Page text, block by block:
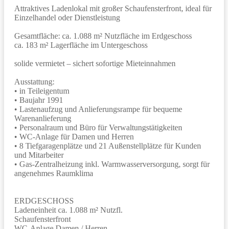
Attraktives Ladenlokal mit großer Schaufensterfront, ideal für
Einzelhandel oder Dienstleistung
Gesamtfläche: ca. 1.088 m² Nutzfläche im Erdgeschoss
ca. 183 m² Lagerfläche im Untergeschoss
solide vermietet – sichert sofortige Mieteinnahmen
Ausstattung:
• in Teileigentum
• Baujahr 1991
• Lastenaufzug und Anlieferungsrampe für bequeme
Warenanlieferung
• Personalraum und Büro für Verwaltungstätigkeiten
• WC-Anlage für Damen und Herren
• 8 Tiefgaragenplätze und 21 Außenstellplätze für Kunden
und Mitarbeiter
• Gas-Zentralheizung inkl. Warmwasserversorgung, sorgt für
angenehmes Raumklima
ERDGESCHOSS
Ladeneinheit ca. 1.088 m² Nutzfl.
Schaufensterfront